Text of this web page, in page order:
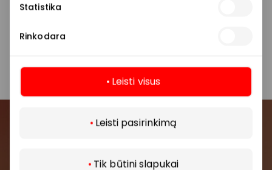
Statistika
Rinkodara
Leisti visus
Leisti pasirinkimą
Tik būtini slapukai
Visais klausimais, susijusiais su konkrečiomis
nuolaidomis bei vykstančiomis akcijomis,
prašome kreiptis tiesiogiai į atitinkamą
Prisijunkite prie mūsų
Daugiau